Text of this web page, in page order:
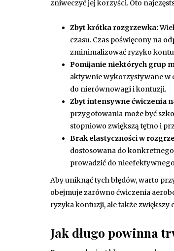
zniweczyć jej korzyści. Oto
Zbyt krótka rozgrzewka:
czasu. Czas poświęcony na
zminimalizować ryzyko
Pomijanie niektórych grup
aktywnie wykorzystywane w
do nierównowagi i kontuzji.
Zbyt intensywne ćwiczenia
przygotowania może być
stopniowo zwiększą tętno i
Brak elastyczności w
dostosowana do
prowadzić do
Aby uniknąć tych błędów, warto
obejmuje zarówno ćwiczenia
ryzyka kontuzji, ale także
Jak długo powinna